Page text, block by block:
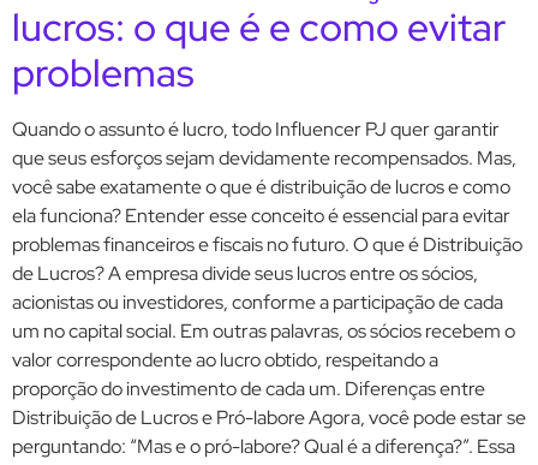
lucros: o que é e como evitar
problemas
Quando o assunto é lucro, todo Influencer PJ quer garantir
que seus esforços sejam devidamente recompensados. Mas,
você sabe exatamente o que é distribuição de lucros e como
ela funciona? Entender esse conceito é essencial para evitar
problemas financeiros e fiscais no futuro. O que é Distribuição
de Lucros? A empresa divide seus lucros entre os sócios,
acionistas ou investidores, conforme a participação de cada
um no capital social. Em outras palavras, os sócios recebem o
valor correspondente ao lucro obtido, respeitando a
proporção do investimento de cada um. Diferenças entre
Distribuição de Lucros e Pró-labore Agora, você pode estar se
perguntando: “Mas e o pró-labore? Qual é a diferença?”. Essa